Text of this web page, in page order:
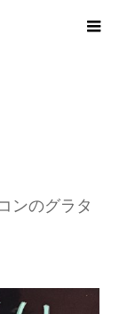
ンのグラタ